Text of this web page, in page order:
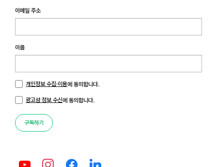
이메일 주소
이름
개인정보 수집·이용에 동의합니다.
광고성 정보 수신에 동의합니다.
구독하기